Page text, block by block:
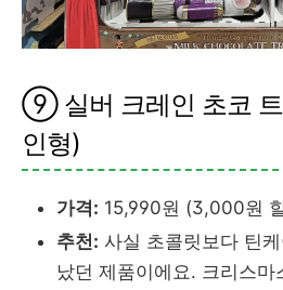
⑨ 실버 크레인 초코
인형)
가격: 15,990원 (3,000원
추천: 사실 초콜릿보다 틴
났던 제품이에요. 크리스